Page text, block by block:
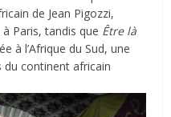
de Jean Pigozzi,
Paris, tandis que Être là
à l’Afrique du Sud, une
du continent africain